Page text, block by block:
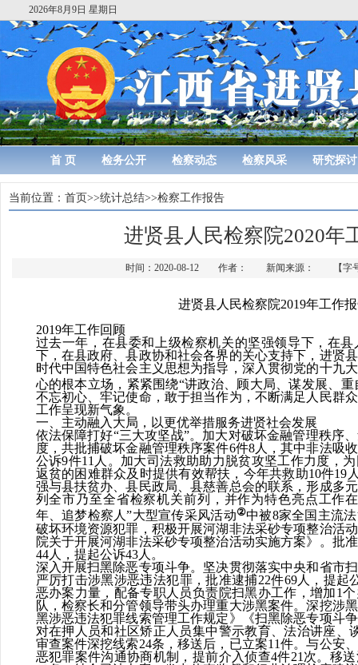
2026年8月9日 星期日
首 页 检务公开 检察动态 检察风采 研究探讨
当前位置： 首页>>统计总结>>检察工作报告
进贤县人民检察院2020年
时间：2020-08-12 作者： 新闻来源： 【字
进贤县人民检察院2019年工作
2019年工作回顾
过去一年 ，在县委和上级检察机关的坚强领导下，在
下，在县政府、县政协和社会各界的关心支持下，进贤
时代中国特色社会主义思想为指导，深入贯彻党的十九
心的根本立场，紧紧围绕“讲政治、顾大局、谋发展、重
不忘初心、牢记使命，敢于担当作为， 不断满足人民群
工作呈现新气象。
一、主动融入大局，以更优举措服务进贤社会发展
依法保障打好“三大攻坚战”。 加大对破坏金融管理秩序
度， 共批捕破坏金融管理秩序案件6件8人，其中非法吸
公诉9件11 人。 加大司法救助助力脱贫攻坚工作力度，
返贫的困难群众及时提供有效帮扶，今年共救助10件19
强与县扶贫办、县民政局、县慈善总会的联系，形成多
列全市乃至全省检察机关前列，并作为特色亮点工作
年、追梦检察人”大型宣传采风活动②中被8家全国主流
破坏环境资源犯罪， 积极开展河湖非法采砂专项整治活
院关于开展河湖非法采砂专项整治活动实施方案》
。批
44人，提起公诉43人。
深入开展扫黑除恶专项斗争。 坚决贯彻落实中央和省市
严厉打击涉黑涉恶违法犯罪，批准逮捕22件69人，提起
恶办案力量，配备专职人员负责院扫黑办工作，增加1
队，检察长和分管领导带头办理重大涉黑案件。深挖涉
黑涉恶违法犯罪线索管理工作规定》《扫黑除恶专项斗
对在押人员和社区矫正人员集中警示教育、法治讲座、
审查案件深挖线索24条，移送后，已立案11件。与公安
恶犯罪案件沟通协商机制，提前介入侦查4件21 次。移